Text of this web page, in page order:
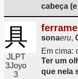
cabeça
具
JLPT
3Joyo
3
sonaeru,
Em cima:
Ter um
que nela